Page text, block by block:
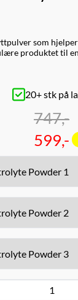
som
produktet til
20+ stk på
599,-
747,-